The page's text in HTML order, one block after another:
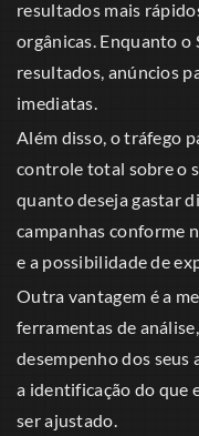
resultados mais
orgânicas. Enquanto o
resultados, anúncios
imediatas.
Além disso, o tráfego
controle total sobre o
quanto deseja gastar
campanhas conforme
e a possibilidade de
Outra vantagem é a
ferramentas de
desempenho dos
a identificação do que
ser ajustado.